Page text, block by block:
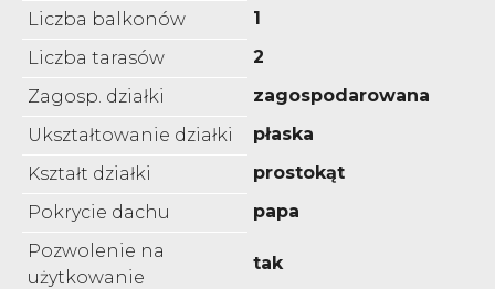
Liczba balkonów
1
Liczba tarasów
2
Zagosp. działki
zagospodarowana
Ukształtowanie działki
płaska
Kształt działki
prostokąt
Pokrycie dachu
papa
Pozwolenie na
użytkowanie
tak